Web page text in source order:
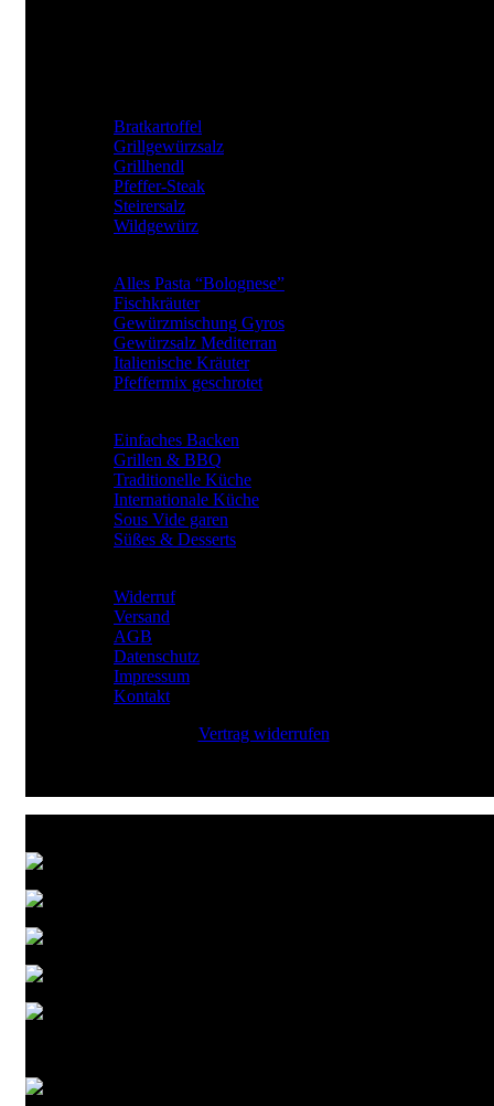
Bratkartoffel
Grillgewürzsalz
Grillhendl
Pfeffer-Steak
Steirersalz
Wildgewürz
Alles Pasta “Bolognese”
Fischkräuter
Gewürzmischung Gyros
Gewürzsalz Mediterran
Italienische Kräuter
Pfeffermix geschrotet
Einfaches Backen
Grillen & BBQ
Traditionelle Küche
Internationale Küche
Sous Vide garen
Süßes & Desserts
Widerruf
Versand
AGB
Datenschutz
Impressum
Kontakt
Vertrag widerrufen